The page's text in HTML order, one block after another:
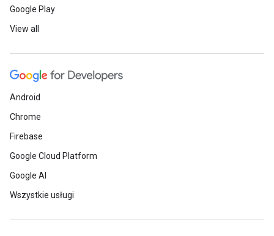
Google Play
View all
Android
Chrome
Firebase
Google Cloud Platform
Google AI
Wszystkie usługi